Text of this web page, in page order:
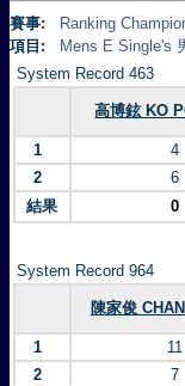
賽事:
Ranking
項目:
Mens E Single's
System Record 463
高博鉉 KO
1
4
2
6
結果
0
System Record 964
陳家俊
1
11
2
7